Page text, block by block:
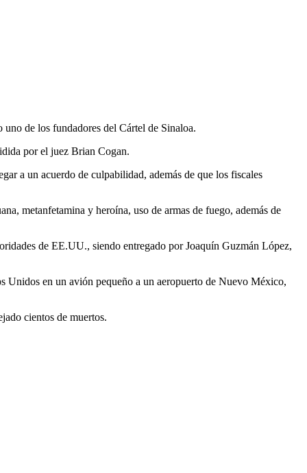
de los fundadores del Cártel de Sinaloa.
por el juez Brian Cogan.
a un acuerdo de culpabilidad, además de que los fiscales
metanfetamina y heroína, uso de armas de fuego, además de
de EE.UU., siendo entregado por Joaquín Guzmán López,
Unidos en un avión pequeño a un aeropuerto de Nuevo México,
cientos de muertos.